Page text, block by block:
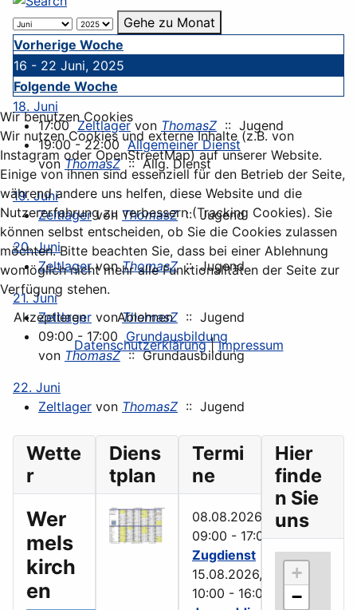
Gehe zu Monat
Vorherige Woche
16 - 22 Juni, 2025
Folgende Woche
18. Juni
17:00Zeltlagervon ThomasZ :: Jugend
19:00 - 22:00Allgemeiner Dienst
von ThomasZ:: Allg. Dienst
19. Juni
Zeltlagervon ThomasZ:: Jugend
20. Juni
Zeltlagervon ThomasZ:: Jugend
21. Juni
Zeltlager von ThomasZ :: Jugend
09:00 - 17:00 Grundausbildung
von ThomasZ:: Grundausbildung
22. Juni
Zeltlager von ThomasZ :: Jugend
Wette
r
Wer
mels
kirch
en
Diens
tplan
Termi
ne
08.08.2026,
09:00 - 17:00
Zugdienst
15.08.2026,
10:00 - 16:00
Hier
finde
n Sie
uns
+
−
Wir benutzen Cookies
Wir nutzen Cookies und externe Inhalte (z.B. von
Instagram oder OpenStreetMap) auf unserer Website.
Einige von ihnen sind essenziell für den Betrieb der Seite,
während andere uns helfen, diese Website und die
Nutzererfahrung zu verbessern (Tracking Cookies). Sie
können selbst entscheiden, ob Sie die Cookies zulassen
möchten. Bitte beachten Sie, dass bei einer Ablehnung
womöglich nicht mehr alle Funktionalitäten der Seite zur
Verfügung stehen.
Akzeptieren
Ablehnen
Datenschutzerklärung|Impressum